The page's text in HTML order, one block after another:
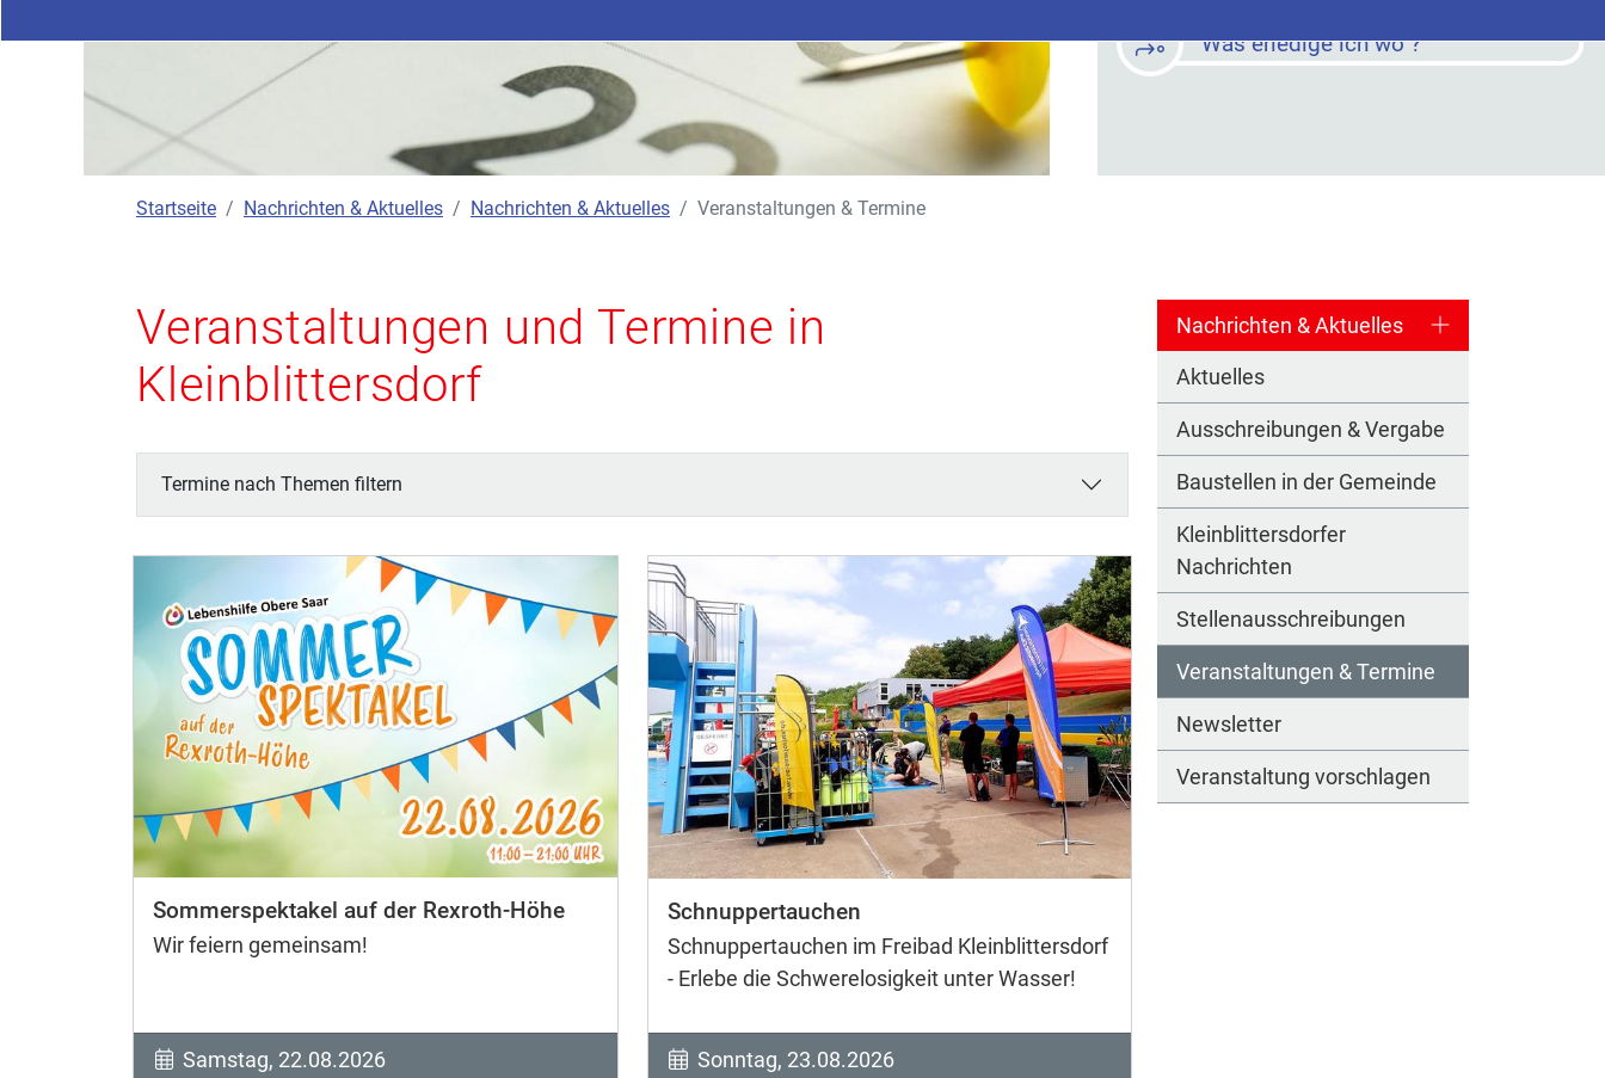
Was erledige ich wo ?
Startseite Nachrichten & Aktuelles Nachrichten & Aktuelles Veranstaltungen & Termine
Nachrichten & Aktuelles
Aktuelles
Ausschreibungen & Vergabe
Baustellen in der Gemeinde
Kleinblittersdorfer
Nachrichten
Stellenausschreibungen
Veranstaltungen & Termine
Newsletter
Veranstaltung vorschlagen
Veranstaltungen und Termine in
Kleinblittersdorf
Termine nach Themen filtern
Sommerspektakel auf der Rexroth-Höhe
Wir feiern gemeinsam!
Samstag, 22.08.2026
Schnuppertauchen
Schnuppertauchen im Freibad Kleinblittersdorf
- Erlebe die Schwerelosigkeit unter Wasser!
Sonntag, 23.08.2026